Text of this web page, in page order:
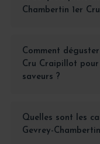
Chambertin 1er
Comment
Cru Craipillot
saveurs ?
Quelles sont les
Gevrey-